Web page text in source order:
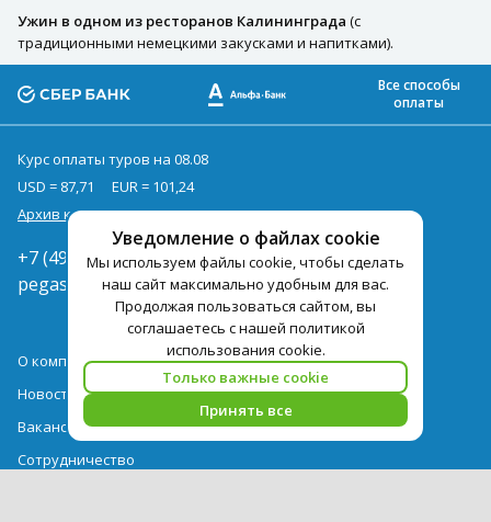
Ужин в одном из ресторанов Калининграда (с
традиционными немецкими закусками и напитками).
Уведомление о файлах cookie
Мы используем файлы cookie, чтобы сделать
наш сайт максимально удобным для вас.
Продолжая пользоваться сайтом, вы
соглашаетесь с нашей политикой
использования cookie.
Только важные cookie
Принять все
Все способы
оплаты
Курс оплаты туров на 08.08
USD = 87,71
EUR = 101,24
Архив курсов
+7 (495) 419-92-94
pegast@pegast.ru
О компании
Новости
Вакансии
Сотрудничество